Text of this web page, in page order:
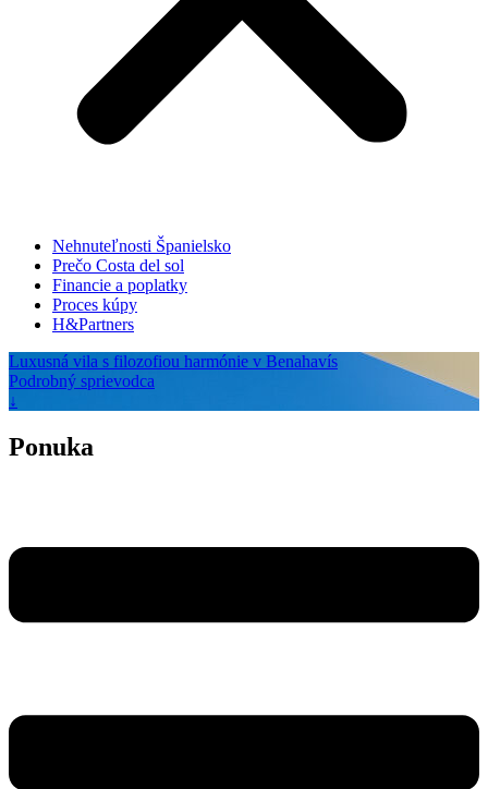
Nehnuteľnosti Španielsko
Prečo Costa del sol
Financie a poplatky
Proces kúpy
H&Partners
Luxusná vila s filozofiou harmónie v Benahavís
Podrobný sprievodca
↓
Ponuka